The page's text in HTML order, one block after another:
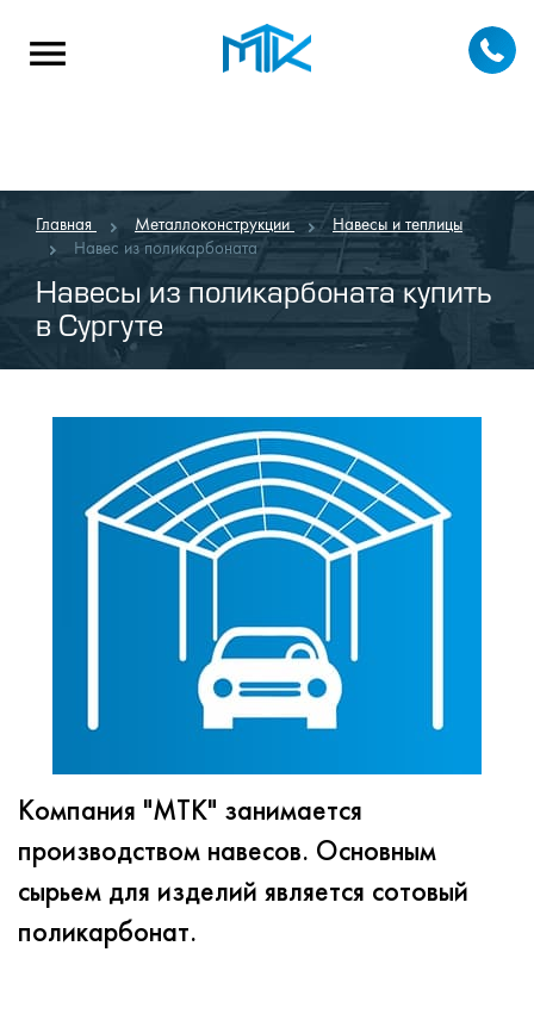
Главная Металлоконструкции
Навесы и теплицы
Навес из поликарбоната
Навесы из поликарбоната купить
в Сургуте
Компания "МТК" занимается
производством навесов. Основным
сырьем для изделий является сотовый
поликарбонат.